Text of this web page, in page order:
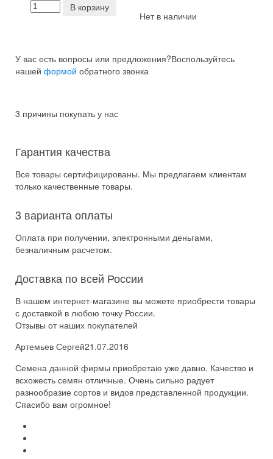
В корзину
Нет в наличии
У вас есть вопросы или предложения?Воспользуйтесь
нашей формой обратного звонка
3 причины покупать у нас
Гарантия качества
Все товары сертифицированы. Мы предлагаем клиентам
только качественные товары.
3 варианта оплаты
Оплата при получении, электронными деньгами,
безналичным расчетом.
Доставка по всей России
В нашем интернет-магазине вы можете приобрести товары
с доставкой в любою точку России.
Отзывы от наших покупателей
Артемьев Сергей21.07.2016
Семена данной фирмы приобретаю уже давно. Качество и
всхожесть семян отличные. Очень сильно радует
разнообразие сортов и видов представленной продукции.
Спасибо вам огромное!